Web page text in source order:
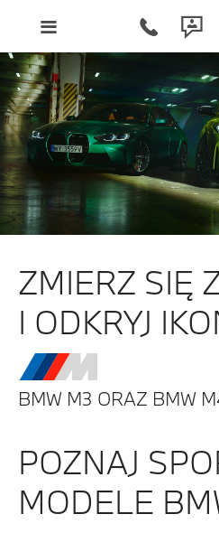
ZMIERZ SIĘ
I ODKRYJ
BMW M3 ORAZ BMW
POZNAJ
MODELE